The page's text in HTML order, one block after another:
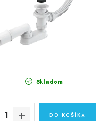
Skladom
DO KOŠÍKA